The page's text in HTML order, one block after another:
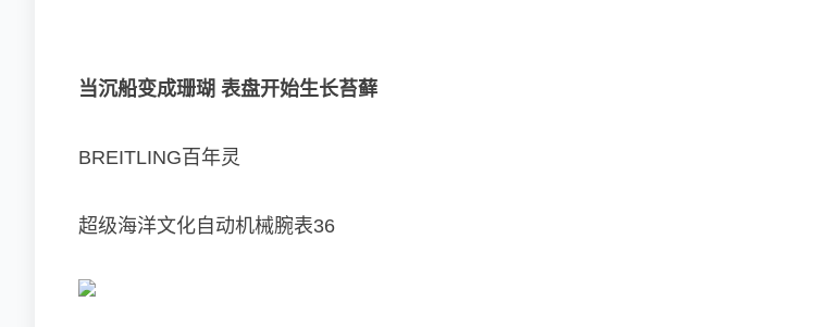
当沉船变成珊瑚 表盘开始生长苔藓
BREITLING百年灵
超级海洋文化自动机械腕表36